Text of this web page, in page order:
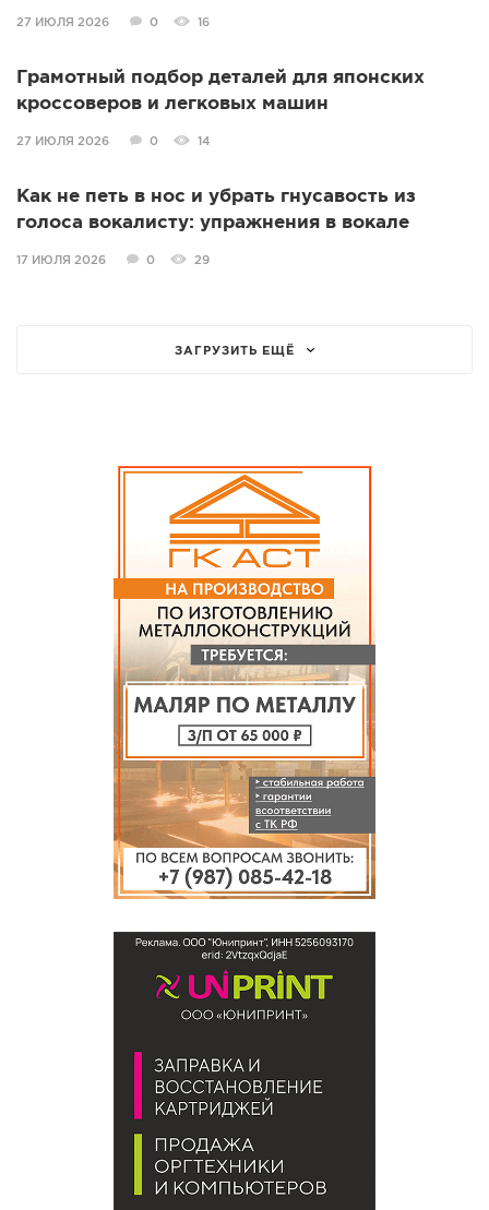
27 ИЮЛЯ 2026 0 16
Грамотный подбор деталей для японских
кроссоверов и легковых машин
27 ИЮЛЯ 2026 0 14
Как не петь в нос и убрать гнусавость из
голоса вокалисту: упражнения в вокале
17 ИЮЛЯ 2026 0 29
ЗАГРУЗИТЬ ЕЩЁ